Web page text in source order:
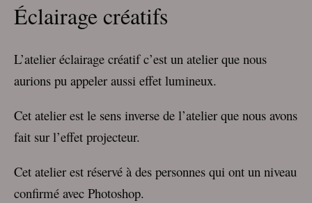
Éclairage créatifs
L’atelier éclairage créatif c’est un atelier que nous
aurions pu appeler aussi effet lumineux.
Cet atelier est le sens inverse de l’atelier que nous avons
fait sur l’effet projecteur.
Cet atelier est réservé à des personnes qui ont un niveau
confirmé avec Photoshop.